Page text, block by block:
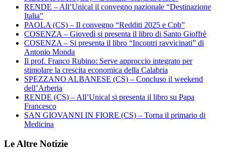
RENDE – All’Unical il convegno nazionale “Destinazione
Italia”
PAOLA (CS) – Il convegno “Redditi 2025 e Cpb”
COSENZA – Giovedì si presenta il libro di Santo Gioffrè
COSENZA – Si presenta il libro “Incontri ravvicinati” di
Antonio Monda
Il prof. Franco Rubino: Serve approccio integrato per
stimolare la crescita economica della Calabria
SPEZZANO ALBANESE (CS) – Concluso il weekend
dell’Arberia
RENDE (CS) – All’Unical si presenta il libro su Papa
Francesco
SAN GIOVANNI IN FIORE (CS) – Torna il primario di
Medicina
Le Altre Notizie